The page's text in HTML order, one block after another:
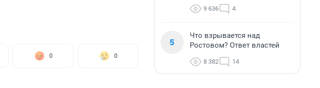
0 0
9 636 4
5
Что взрывается над
Ростовом? Ответ властей
8 382 14